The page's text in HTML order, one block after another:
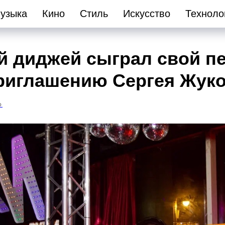
Кино Стиль Искусство
диджей сыграл свой
Сергея